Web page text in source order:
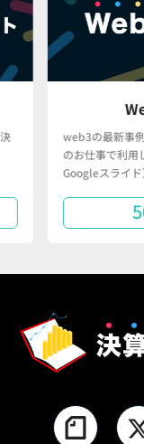
web3の最新事
のお仕事で利用
Googleスライド